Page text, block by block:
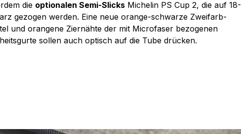
die optionalen Semi-Slicks Michelin PS Cup 2, die auf 18-
gezogen werden. Eine neue orange-schwarze Zweifarb-
und orangene Ziernähte der mit Microfaser bezogenen
sollen auch optisch auf die Tube drücken.